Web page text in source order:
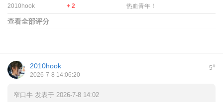
2010hook + 2 热血青年！
查看全部评分
5#
2010hook
2026-7-8 14:06:20
窄口牛 发表于 2026-7-8 14:02